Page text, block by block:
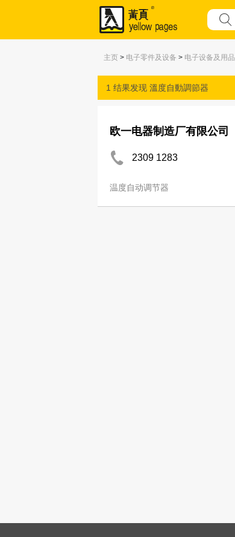
主页 > 电子零件及设备 > 电子设备及用品
1 结果发现 溫度自動調節器
欧一电器制造厂有限公司
2309 1283
温度自动调节器